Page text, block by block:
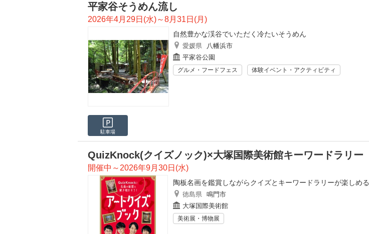
平家谷そうめん流し
2026年4月29日(水)～8月31日(月)
自然豊かな渓谷でいただく冷たいそうめん
愛媛県
八幡浜市
平家谷公園
グルメ・フードフェス 体験イベント・アクティビティ
駐車場
QuizKnock(クイズノック)×大塚国際美術館キーワードラリー
開催中～2026年9月30日(水)
陶板名画を鑑賞しながらクイズとキーワードラリーが楽しめる
徳島県 鳴門市
大塚国際美術館
美術展・博物展